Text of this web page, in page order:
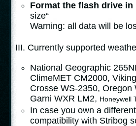
Format the flash drive in
size“
Warning: all data will be
III. Currently supported
National Geographic
ClimeMET CM2000,
Crosse WS-2350,
Garni WXR LM2, Honeywell
In case you own a
compatibility with Stribog